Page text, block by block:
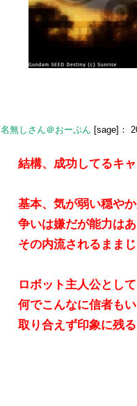
名無しさん＠おーぷん [sage]：
結構、成功してるキ
基本、気が弱い穏や
争いは嫌だが能力は
その内流されるまま
ロボット主人公とし
何でこんなに信者も
取り合えず印象に残